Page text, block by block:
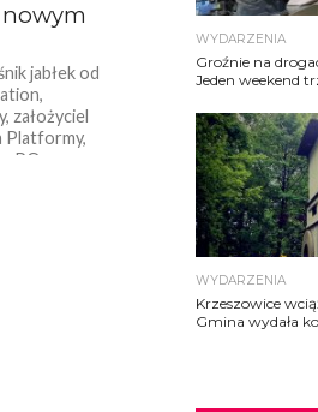
nowym
jabłek od
założyciel
Platformy,
PO w
WYDARZENIA
Groźnie na
Jeden weekend
WYDARZENIA
Krzeszowice
Gmina wydała